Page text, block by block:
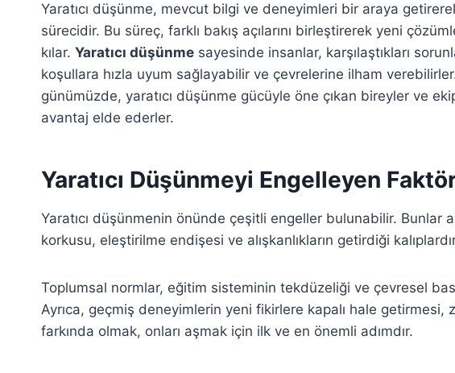
Yaratıcı düşünme, mevcut bilgi ve deneyimleri bir araya
sürecidir. Bu süreç, farklı bakış açılarını birleştirerek yeni
kılar. Yaratıcı düşünme sayesinde insanlar, karşılaştıkları
koşullara hızla uyum sağlayabilir ve çevrelerine ilham
günümüzde, yaratıcı düşünme gücüyle öne çıkan bireyler ve
avantaj elde ederler.
Yaratıcı Düşünmeyi Engelleyen
Yaratıcı düşünmenin önünde çeşitli engeller bulunabilir. Bunlar
korkusu, eleştirilme endişesi ve alışkanlıkların getirdiği
Toplumsal normlar, eğitim sisteminin tekdüzeliği ve çevresel
Ayrıca, geçmiş deneyimlerin yeni fikirlere kapalı hale getirmesi,
farkında olmak, onları aşmak için ilk ve en önemli adımdır.